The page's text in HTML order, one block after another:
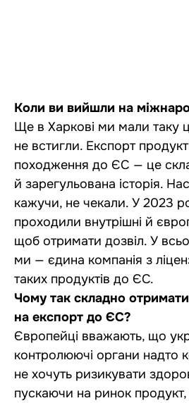
Коли ви вийшли на
Ще в Харкові ми мали таку
не встигли. Експорт
походження до ЄС — це
й зарегульована історія.
кажучи, не чекали. У 2023
проходили внутрішні й
щоб отримати дозвіл. У
ми — єдина компанія з
таких продуктів до ЄС.
Чому так складно
на експорт до ЄС?
Європейці вважають, що
контролюючі органи надто
не хочуть ризикувати
пускаючи на ринок продукт,